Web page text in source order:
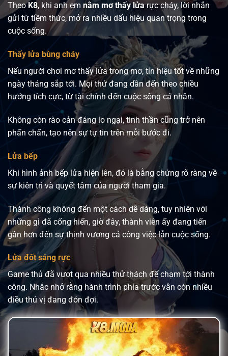
TheoK8, khi anh em nằm mơ thấy lửarực cháy, lời nhắn
gửi từ tiềm thức, mở ra nhiều dấu hiệu quan trọng trong
cuộc sống.
Thấy lửa bùng cháy
Nếu người chơi mơ thấy lửa trong mơ, tín hiệu tốt về những
ngày tháng sắp tới. Mọi thứ đang dần đến theo chiều
hướng tích cực, từ tài chính đến cuộc sống cá nhân.
Không còn rào cản đáng lo ngại, tinh thần cũng trở nên
phấn chấn, tạo nên sự tự tin trên mỗi bước đi.
Lửa bếp
Khi hình ảnh bếp lửa hiện lên, đó là bằng chứng rõ ràng về
sự kiên trì và quyết tâm của người tham gia.
Thành công không đến một cách dễ dàng, tuy nhiên với
những gì đã cống hiến, giờ đây, thành viên ấy đang tiến
gần hơn đến sự thịnh vượng cả công việc lẫn cuộc sống.
Lửa đốt sáng rực
Game thủ đã vượt qua nhiều thử thách để chạm tới thành
công. Nhắc nhở rằng hành trình phía trước vẫn còn nhiều
điều thú vị đang đón đợi.